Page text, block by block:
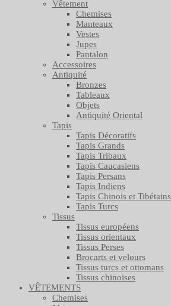
Vêtement
Chemises
Manteaux
Vestes
Jupes
Pantalon
Accessoires
Antiquité
Bronzes
Tableaux
Objets
Antiquité Oriental
Tapis
Tapis Décoratifs
Tapis Grands
Tapis Tribaux
Tapis Caucasiens
Tapis Persans
Tapis Indiens
Tapis Chinois et Tibétains
Tapis Turcs
Tissus
Tissus européens
Tissus orientaux
Tissus Perses
Brocarts et velours
Tissus turcs et ottomans
Tissus chinoises
VÊTEMENTS
Chemises